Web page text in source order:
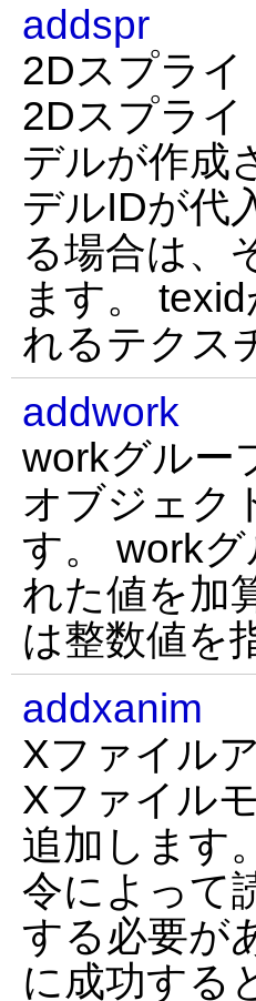
addspr
2Dスプラ
2Dスプラ
デルが作成
デルIDが代
る場合は、
ます。
れるテクス
addwork
workグルー
オブジェク
す。 work
れた値を加
は整数値を
addxanim
Xファイル
Xファイル
追加します
令によって
する必要が
に成功する